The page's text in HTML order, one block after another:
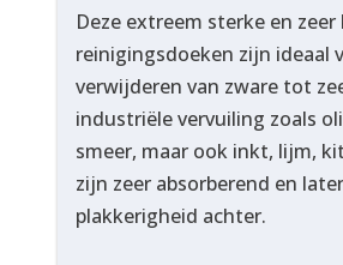
Deze extreem sterke en
reinigingsdoeken zijn ideaal
verwijderen van zware tot
industriële vervuiling zoals
smeer, maar ook inkt, lijm,
zijn zeer absorberend en
plakkerigheid achter.